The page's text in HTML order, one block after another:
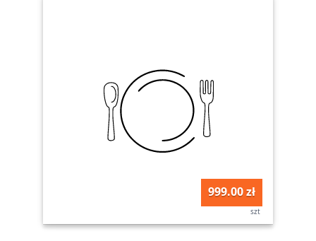
999.00 zł
szt